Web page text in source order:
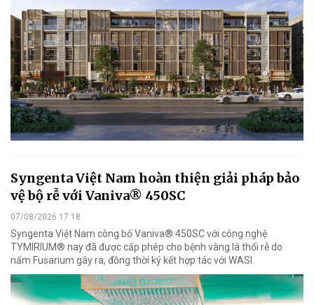
Syngenta Việt Nam hoàn thiện giải pháp bảo
vệ bộ rễ với Vaniva® 450SC
07/08/2026 17:18
Syngenta Việt Nam công bố Vaniva® 450SC với công nghệ
TYMIRIUM® nay đã được cấp phép cho bệnh vàng lá thối rễ do
nấm Fusarium gây ra, đồng thời ký kết hợp tác với WASI.